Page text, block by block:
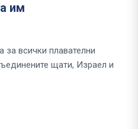
им
всички плавателни
щати, Израел и